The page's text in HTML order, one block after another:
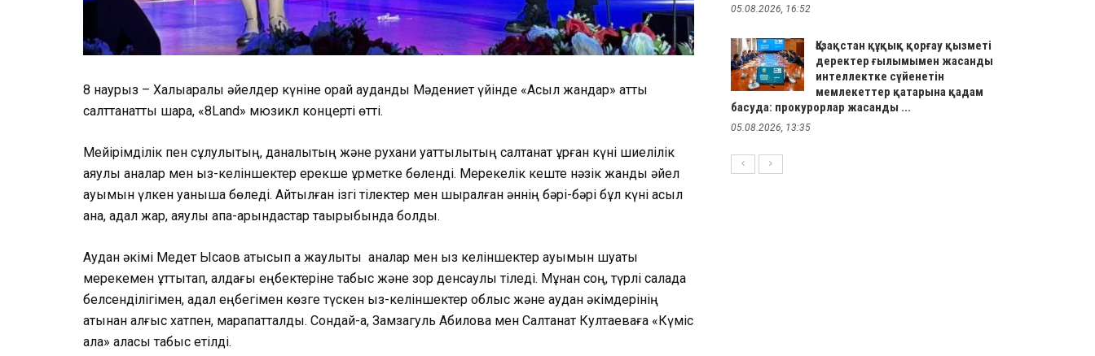
8 наурыз – Халықаралық әйелдер күніне орай аудандық Мәдениет үйінде «Асыл жандар» атты
салттанатты шара, «8Land» мюзикл концерті өтті.
Мейірімділік пен сұлулықтың, даналықтың және рухани қуаттылықтың салтанат құрған күні шиелілік
аяулы аналар мен қыз-келіншектер ерекше құрметке бөленді. Мерекелік кеште нәзік жанды әйел
қауымын үлкен қуанышқа бөледі. Айтылған ізгі тілектер мен шырқалған әннің бәрі-бәрі бұл күні асыл
ана, адал жар, аяулы апа-қарындастар тақырыбында болды.
Аудан әкімі Медет Ысқақов қатысып ақ жаулықты аналар мен қыз келіншектер қауымын шуақты
мерекемен құттықтап, алдағы еңбектеріне табыс және зор денсаулық тіледі. Мұнан соң, түрлі салада
белсенділігімен, адал еңбегімен көзге түскен қыз-келіншектер облыс және аудан әкімдерінің
атынан алғыс хатпен, марапатталды. Сондай-ақ, Замзагуль Абилова мен Салтанат Култаеваға «Күміс
алқа» алқасы табыс етілді.
05.08.2026, 16:52
Қазақстан құқық қорғау қызметі
деректер ғылымымен жасанды
интеллектке сүйенетін
мемлекеттер қатарына қадам
басуда: прокурорлар жасанды ...
05.08.2026, 13:35